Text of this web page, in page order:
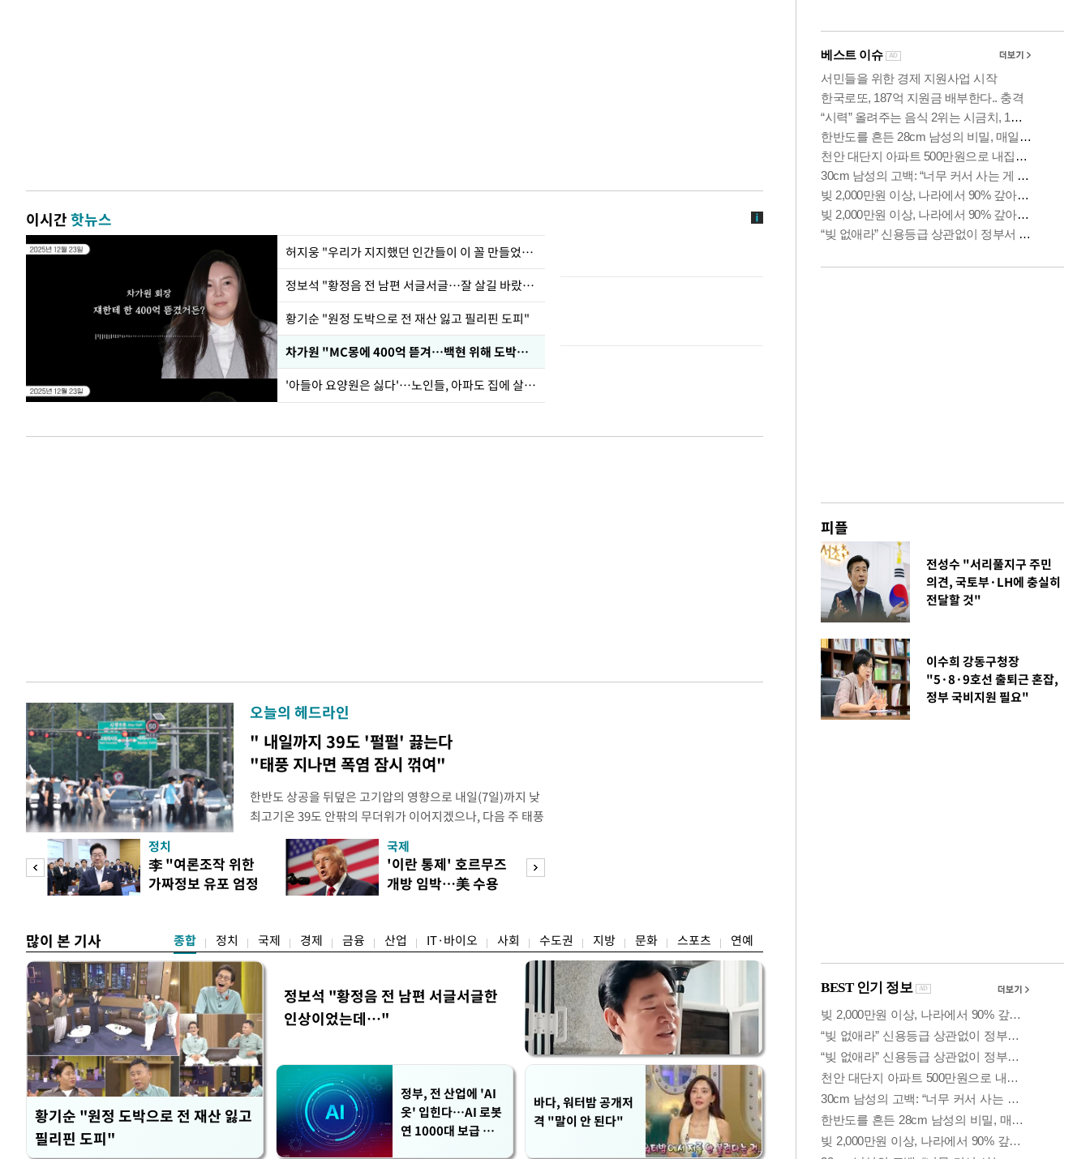
이시간핫뉴스
허지웅 "우리가 지지했던 인간들이 이 꼴 만들었다"
정보석 "황정음 전 남편 서글서글…잘 살길 바랐는데"
황기순 "원정 도박으로 전 재산 잃고 필리핀 도피"
차가원 "MC몽에 400억 뜯겨…백현 위해 도박빚 갚아줘"
'아들아 요양원은 싫다'…노인들, 아파도 집에 살고파
오늘의 헤드라인
" 내일까지 39도 '펄펄' 끓는다
"태풍 지나면 폭염 잠시 꺾여"
한반도 상공을 뒤덮은 고기압의 영향으로 내일(7일)까지 낮
최고기온 39도 안팎의 무더위가 이어지겠으나, 다음 주 태풍
'돌핀'이 지나며 기압계가 재편되는 과정에서 폭염이 일시적
으로 주춤할 것으로 기상청은 내다봤다. 기상청은 6일 오전
정례 브리핑을 열고 이같이 밝혔다. 이광연 기상청 예보분석
관은 "상층까지 잘 연결된 고기압이 한반도에 자리잡고 있
정치
李 "여론조작 위한
가짜정보 유포 엄정
국제
'이란 통제' 호르무즈
개방 임박…美 수용
많이 본 기사 종합 정치 국제 경제 금융 산업 IT·바이오 사회 수도권 지방 문화 스포츠 연예
황기순 "원정 도박으로 전 재산 잃고
필리핀 도피"
정보석 "황정음 전 남편 서글서글한
인상이었는데…"
정부, 전 산업에 'AI
옷' 입힌다…AI 로봇
연 1000대 보급 추
바다, 워터밤 공개저
격 "말이 안 된다"
피플
전성수 "서리풀지구 주민
의견, 국토부·LH에 충실히
전달할 것"
이수희 강동구청장
"5·8·9호선 출퇴근 혼잡,
정부 국비지원 필요"